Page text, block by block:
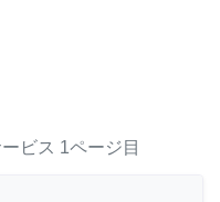
ビス 1ページ目